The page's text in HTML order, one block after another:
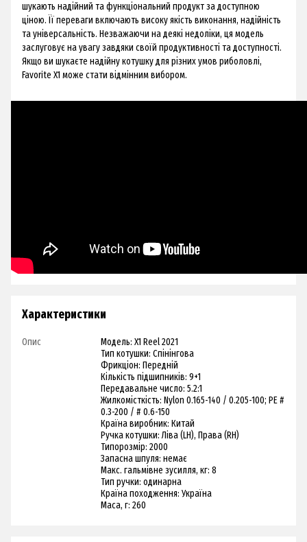
шукають надійний та функціональний продукт за доступною
ціною. Її переваги включають високу якість виконання, надійність
та універсальність. Незважаючи на деякі недоліки, ця модель
заслуговує на увагу завдяки своїй продуктивності та доступності.
Якщо ви шукаєте надійну котушку для різних умов риболовлі,
Favorite X1 може стати відмінним вибором.
Характеристики
Опис
Модель: X1 Reel 2021
Тип котушки: Спінінгова
Фрикціон: Передній
Кількість підшипників: 9+1
Передавальне число: 5.2:1
Жилкомісткість: Nylon 0.165-140 / 0.205-100; PE #
0.3-200 / # 0.6-150
Країна виробник: Китай
Ручка котушки: Ліва (LH), Права (RH)
Типорозмір: 2000
Запасна шпуля: немає
Макс. гальмівне зусилля, кг: 8
Тип ручки: одинарна
Країна походження: Україна
Маса, г: 260